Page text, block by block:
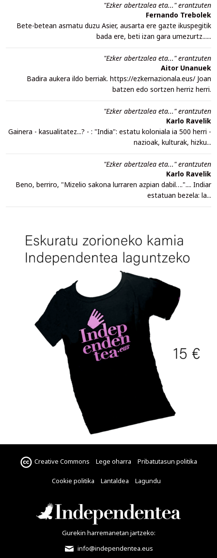
"Ezker abertzalea eta..." erantzuten
Fernando Trebolek
Bete-betean asmatu duzu Asier, ausarta ere gazte ikuspegitik
bada ere, beti izan gara umezurtz......
"Ezker abertzalea eta..." erantzuten
Aitor Unanuek
Badira aukera ildo berriak. https://ezkernazionala.eus/ Joan
batzen edo sortzen herriz herri.
"Ezker abertzalea eta..." erantzuten
Karlo Ravelik
Gainera - kasualitatez...? - : "India": estatu koloniala ia 500 herri -
nazioak, kulturak, hizku...
"Ezker abertzalea eta..." erantzuten
Karlo Ravelik
Beno, berriro, "Mizelio sakona lurraren azpian dabil….".... Indiar
estatuan bezela: la...
Creative Commons Lege oharra Pribatutasun politika
Cookie politika Lantaldea Lagundu
Gurekin harremanetan jartzeko:
info@independentea.eus